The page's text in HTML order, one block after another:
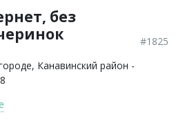
без
#1825
, Канавинский район -